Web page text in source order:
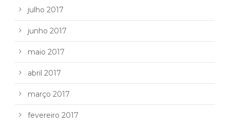
julho 2017
junho 2017
maio 2017
abril 2017
março 2017
fevereiro 2017